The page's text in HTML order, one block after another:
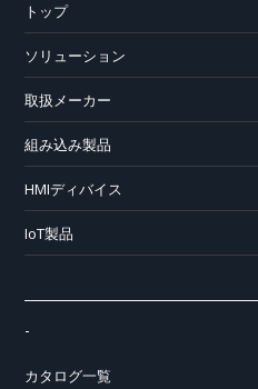
トップ
ソリューション
取扱メーカー
組み込み製品
HMIディバイス
IoT製品
-
カタログ一覧